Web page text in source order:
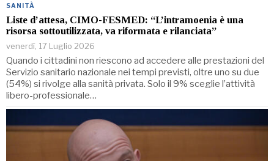
SANITÀ
Liste d’attesa, CIMO-FESMED: “L’intramoenia è una
risorsa sottoutilizzata, va riformata e rilanciata”
venerdì, 17 Luglio 2026
Quando i cittadini non riescono ad accedere alle prestazioni del
Servizio sanitario nazionale nei tempi previsti, oltre uno su due
(54%) si rivolge alla sanità privata. Solo il 9% sceglie l’attività
libero-professionale…